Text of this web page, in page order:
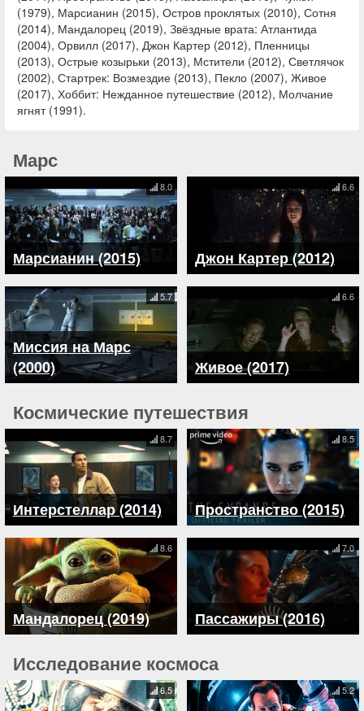
(1979), Марсианин (2015), Остров проклятых (2010), Сотня
(2014), Мандалорец (2019), Звёздные врата: Атлантида
(2004), Орвилл (2017), Джон Картер (2012), Пленницы
(2013), Острые козырьки (2013), Мстители (2012), Светлячок
(2002), Стартрек: Возмездие (2013), Пекло (2007), Живое
(2017), Хоббит: Нежданное путешествие (2012), Молчание
ягнят (1991).
Марс
Марсианин (2015)
8.0
Джон Картер (2012)
6.6
Миссия на Марс
(2000)
5.7
Живое (2017)
6.6
Космические путешествия
Интерстеллар (2014)
8.7
Пространство (2015)
8.5
Мандалорец (2019)
8.6
Пассажиры (2016)
7.0
Исследование космоса
6.5 5.2